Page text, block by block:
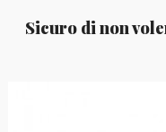
Sicuro di non